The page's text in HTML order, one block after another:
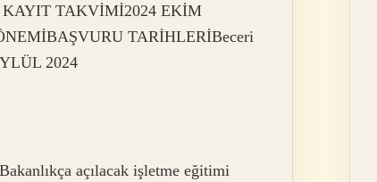
KAYIT TAKVİMİ2024 EKİM
TARİHLERİBeceri
2024
açılacak işletme eğitimi